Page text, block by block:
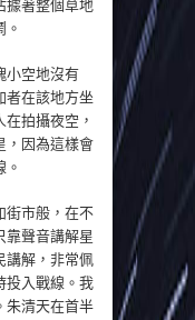
據著整個草地
小空地沒有
者在該地方坐
拍攝夜空，
，因為這樣會
街市般，在不
靠聲音講解星
講解，非常佩
投入戰線。我
朱清天在首半